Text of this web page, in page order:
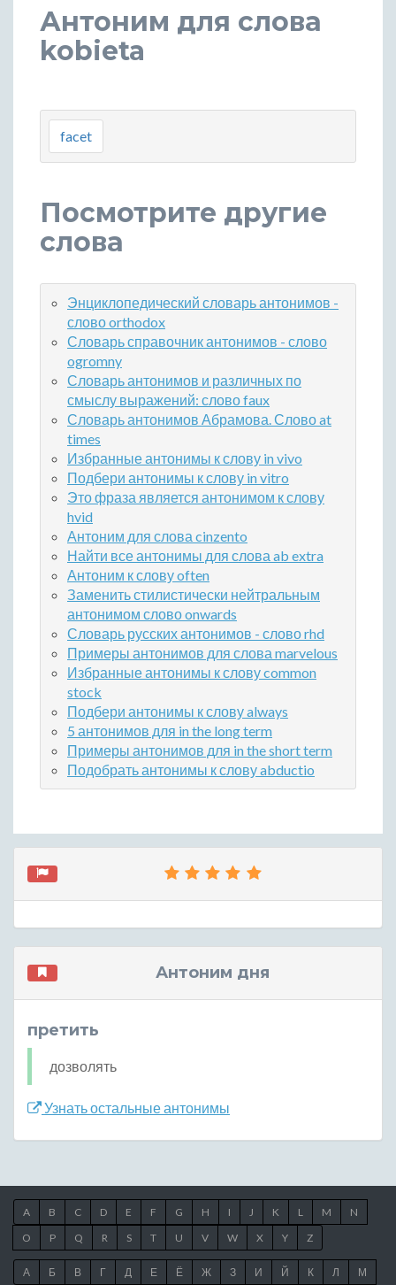
Антоним для слова
kobieta
facet
Посмотрите другие
слова
Энциклопедический словарь антонимов -
слово orthodox
Словарь справочник антонимов - слово
ogromny
Словарь антонимов и различных по
смыслу выражений: слово faux
Словарь антонимов Абрамова. Слово at
times
Избранные антонимы к слову in vivo
Подбери антонимы к слову in vitro
Это фраза является антонимом к слову
hvid
Антоним для слова cinzento
Найти все антонимы для слова ab extra
Антоним к слову often
Заменить стилистически нейтральным
антонимом слово onwards
Словарь русских антонимов - слово rhd
Примеры антонимов для слова marvelous
Избранные антонимы к слову common
stock
Подбери антонимы к слову always
5 антонимов для in the long term
Примеры антонимов для in the short term
Подобрать антонимы к слову abductio
Антоним дня
претить
дозволять
Узнать остальные антонимы
A B C D E F G H I J K L M
N
O
P Q R S T U V W X Y Z
А Б В Г Д Е Ё Ж З И Й К Л М